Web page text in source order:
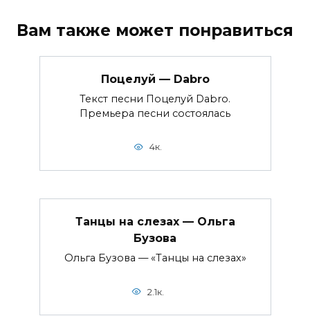
Вам также может понравиться
Поцелуй — Dabro
Текст песни Поцелуй Dabro.
Премьера песни состоялась
4к.
Танцы на слезах — Ольга
Бузова
Ольга Бузова — «Танцы на слезах»
2.1к.